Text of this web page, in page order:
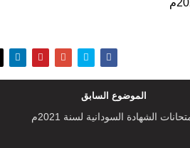
الموضوع السابق
الشهادة السودانية لسنة 2021م